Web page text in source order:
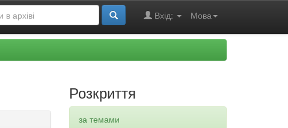
Мова
Вхід:
Розкриття
за темами